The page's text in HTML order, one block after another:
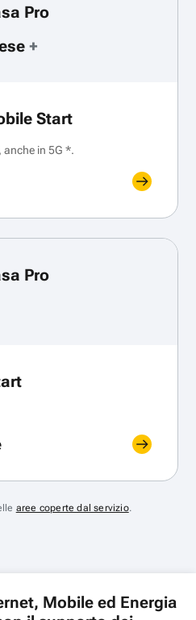
Pro
+
Start
anche in 5G *.
Pro
aree coperte dal servizio.
Mobile ed Energia